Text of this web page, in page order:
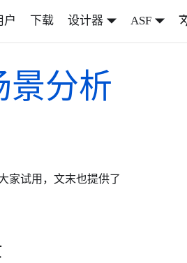
户 下载 设计器 ASF
景分析
家试用，文末也提供了